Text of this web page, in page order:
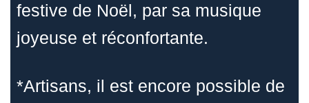
festive de Noël, par sa musique
joyeuse et réconfortante.
*Artisans, il est encore possible de